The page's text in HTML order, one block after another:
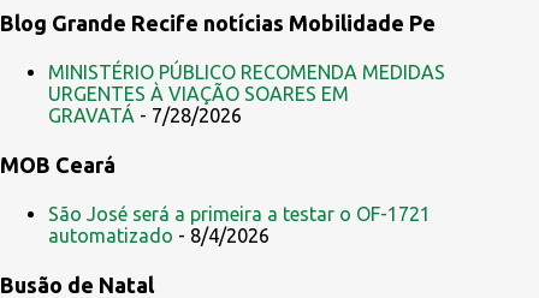
á
o
s
Blog Grande Recife notícias Mobilidade Pe
MINISTÉRIO PÚBLICO RECOMENDA MEDIDAS
URGENTES À VIAÇÃO SOARES EM
GRAVATÁ - 7/28/2026
MOB Ceará
São José será a primeira a testar o OF-1721
automatizado - 8/4/2026
Busão de Natal